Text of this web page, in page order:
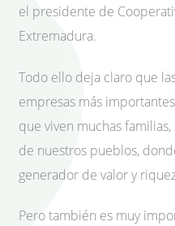
el presidente de
Extremadura.
Todo ello deja claro que
empresas más
que viven muchas
de nuestros pueblos,
generador de valor y
Pero también es muy